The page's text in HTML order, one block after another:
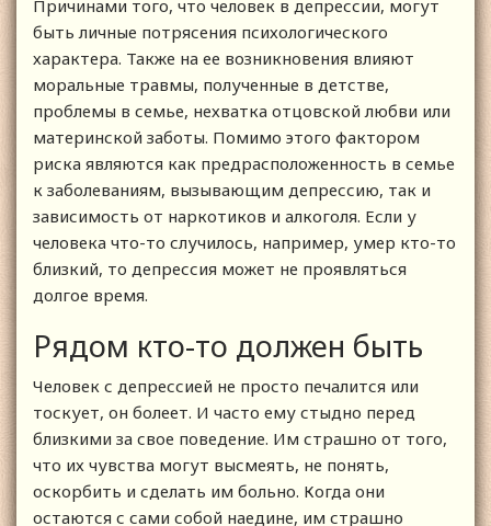
Причинами того, что человек в депрессии, могут
быть личные потрясения психологического
характера. Также на ее возникновения влияют
моральные травмы, полученные в детстве,
проблемы в семье, нехватка отцовской любви или
материнской заботы. Помимо этого фактором
риска являются как предрасположенность в семье
к заболеваниям, вызывающим депрессию, так и
зависимость от наркотиков и алкоголя. Если у
человека что-то случилось, например, умер кто-то
близкий, то депрессия может не проявляться
долгое время.
Рядом кто-то должен быть
Человек с депрессией не просто печалится или
тоскует, он болеет. И часто ему стыдно перед
близкими за свое поведение. Им страшно от того,
что их чувства могут высмеять, не понять,
оскорбить и сделать им больно. Когда они
остаются с сами собой наедине, им страшно